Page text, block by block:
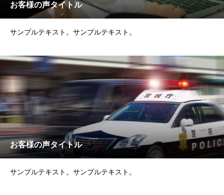
お客様の声タイトル
サンプルテキスト。サンプルテキスト。
お客様の声タイトル
サンプルテキスト。サンプルテキスト。